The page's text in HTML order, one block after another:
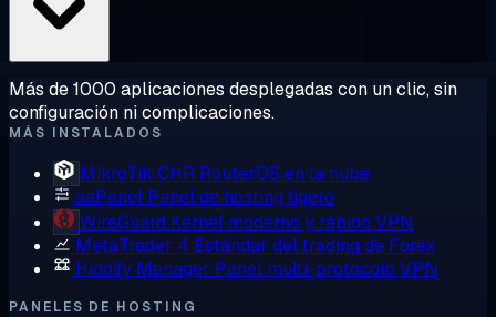
Más de 1000 aplicaciones desplegadas con un clic, sin
configuración ni complicaciones.
MÁS INSTALADOS
MikroTik CHR RouterOS en la nube
aaPanel Panel de hosting ligero
WireGuard Kernel moderno y rápido VPN
MetaTrader 4 Estándar del trading de Forex
Hiddify Manager Panel multi-protocolo VPN
PANELES DE HOSTING